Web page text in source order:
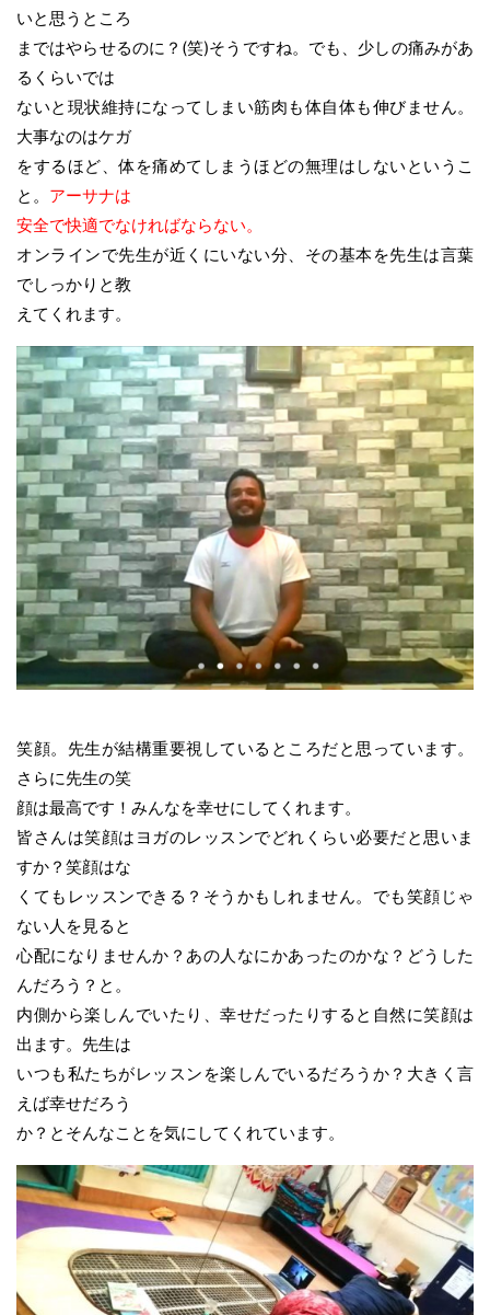
いと思うところ
まではやらせるのに？(笑)そうですね。でも、少しの痛みがあ
るくらいでは
ないと現状維持になってしまい筋肉も体自体も伸びません。
大事なのはケガ
をするほど、体を痛めてしまうほどの無理はしないというこ
と。 アーサナは
安全で快適でなければならない。
オンラインで先生が近くにいない分、その基本を先生は言葉
でしっかりと教
えてくれます。
笑顔。先生が結構重要視しているところだと思っています。
さらに先生の笑
顔は最高です！みんなを幸せにしてくれます。
皆さんは笑顔はヨガのレッスンでどれくらい必要だと思いま
すか？笑顔はな
くてもレッスンできる？そうかもしれません。でも笑顔じゃ
ない人を見ると
心配になりませんか？あの人なにかあったのかな？どうした
んだろう？と。
内側から楽しんでいたり、幸せだったりすると自然に笑顔は
出ます。先生は
いつも私たちがレッスンを楽しんでいるだろうか？大きく言
えば幸せだろう
か？とそんなことを気にしてくれています。